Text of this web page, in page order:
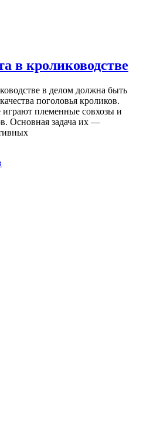
в кролиководстве
в делом должна быть
поголовья кроликов.
племенные совхозы и
Основная задача их —